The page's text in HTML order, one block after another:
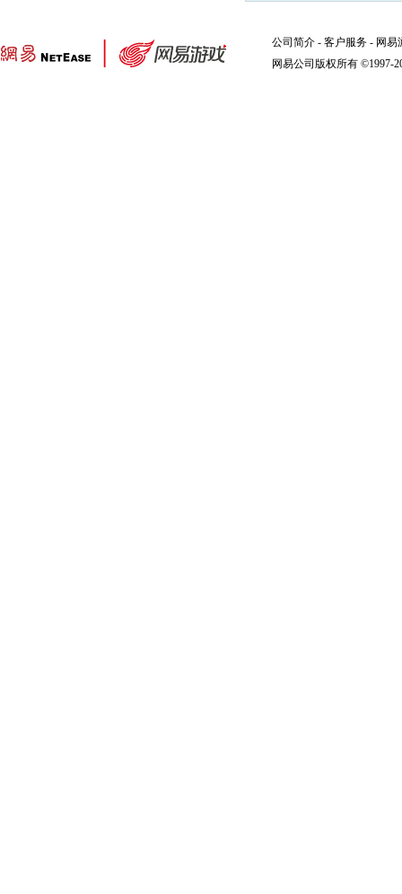
公司简介 - 客户服务 - 网易
网易公司版权所有 ©1997-